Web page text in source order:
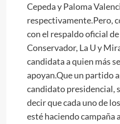
Cepeda y Paloma
respectivamente.Pero,
con el respaldo oficial
Conservador, La U y
candidata a quien más
apoyan.Que un partido
candidato presidencial,
decir que cada uno de
esté haciendo